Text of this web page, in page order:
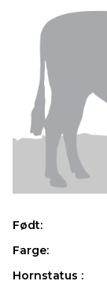
Født:
Farge:
Hornstatus :